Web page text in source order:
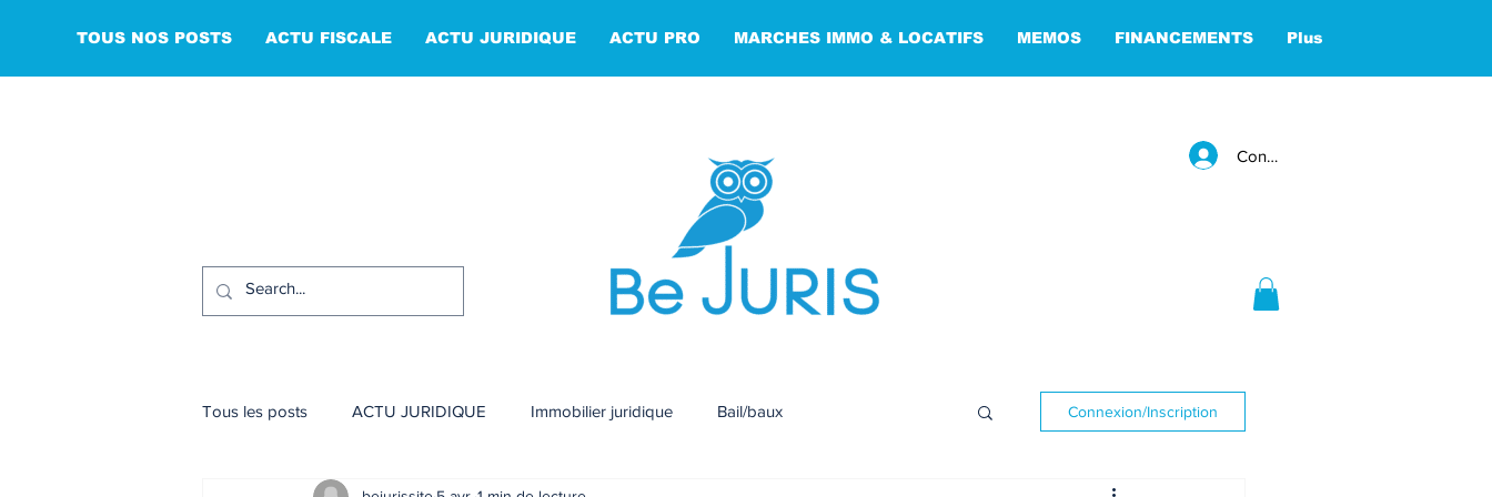
TOUS NOS POSTS ACTU FISCALE ACTU JURIDIQUE ACTU PRO MARCHES IMMO & LOCATIFS MEMOS FINANCEMENTS Plus
Connexion
Tous les posts ACTU JURIDIQUE Immobilier juridique Bail/baux Connexion/Inscription